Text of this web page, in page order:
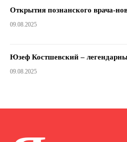
Открытия познанского врача-
09.08.2025
Юзеф Костшевский –
09.08.2025